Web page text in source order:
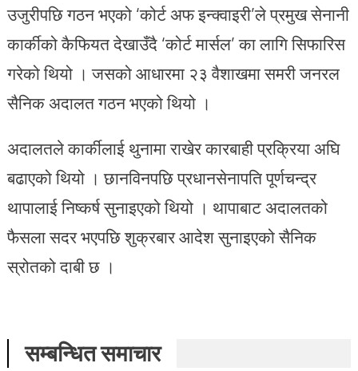
उजुरीपछि गठन भएको ‘कोर्ट अफ इन्क्वाइरी’ले प्रमुख सेनानी
कार्कीको कैफियत देखाउँदै ‘कोर्ट मार्सल’ का लागि सिफारिस
गरेको थियो । जसको आधारमा २३ वैशाखमा समरी जनरल
सैनिक अदालत गठन भएको थियो ।
अदालतले कार्कीलाई थुनामा राखेर कारबाही प्रक्रिया अघि
बढाएको थियो । छानविनपछि प्रधानसेनापति पूर्णचन्द्र
थापालाई निष्कर्ष सुनाइएको थियो । थापाबाट अदालतको
फैसला सदर भएपछि शुक्रबार आदेश सुनाइएको सैनिक
स्रोतको दाबी छ ।
सम्बन्धित समाचार